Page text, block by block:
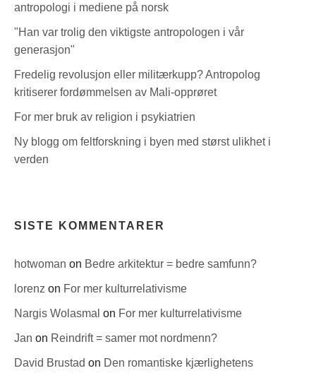
antropologi i mediene på norsk
"Han var trolig den viktigste antropologen i vår
generasjon"
Fredelig revolusjon eller militærkupp? Antropolog
kritiserer fordømmelsen av Mali-opprøret
For mer bruk av religion i psykiatrien
Ny blogg om feltforskning i byen med størst ulikhet i
verden
SISTE KOMMENTARER
hotwoman on Bedre arkitektur = bedre samfunn?
lorenz on For mer kulturrelativisme
Nargis Wolasmal on For mer kulturrelativisme
Jan on Reindrift = samer mot nordmenn?
David Brustad on Den romantiske kjærlighetens